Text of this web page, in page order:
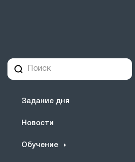
Задание дня
Новости
Обучение